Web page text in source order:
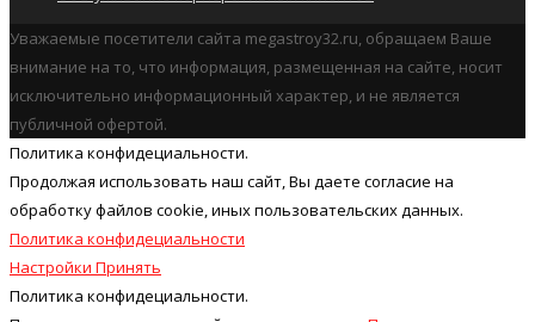
Уважаемые посетители сайта megastroy32.ru, обращаем Ваше
внимание на то, что информация, размещенная на сайте, носит
исключительно информационный характер, и не является
публичной офертой.
Политика конфидециальности.
Продолжая использовать наш cайт, Вы даете согласие на
обработку файлов cookie, иных пользовательских данных.
Политика конфидециальности
Настройки Принять
Политика конфидециальности.